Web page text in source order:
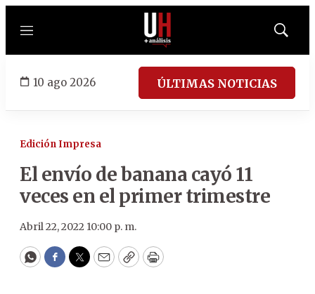
Menú
Mostrar
10 ago 2026 ÚLTIMAS NOTICIAS
Edición Impresa
El envío de banana cayó 11
veces en el primer trimestre
Abril 22, 2022 10:00 p. m.
WhatsApp
Facebook
Twitter
EmailCopyPrint